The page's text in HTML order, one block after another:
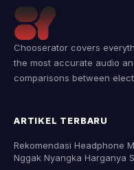
Chooserator covers
the most accurate audio
comparisons between
ARTIKEL TERBARU
Rekomendasi Headphone
Nggak Nyangka Harganya